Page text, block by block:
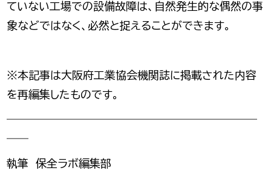
ていない工場での設備故障は、自然発生的な偶然の事
象などではなく、必然と捉えることができます。
※本記事は大阪府工業協会機関誌に掲載された内容
を再編集したものです。
―――――――――――――――――――――――
――
執筆 保全ラボ編集部